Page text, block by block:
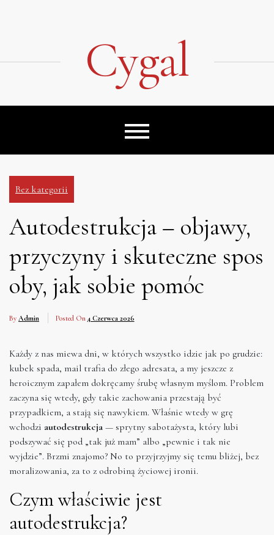
Cygal
Bez kategorii
Autodestrukcja – objawy,
przyczyny i skuteczne spos
oby, jak sobie pomóc
By Admin Posted On 4 Czerwca 2026
Każdy z nas miewa dni, w których wszystko idzie jak po grudzie:
kubek spada, mail trafia do złego adresata, a my jeszcze z
heroicznym zapałem dokręcamy śrubę własnym myślom. Problem
zaczyna się wtedy, gdy takie zachowania przestają być
przypadkiem, a stają się nawykiem. Właśnie wtedy w grę
wchodzi autodestrukcja — sprytny sabotażysta, który lubi
podszywać się pod „tak już mam” albo „pewnie i tak nie
wyjdzie”. Brzmi znajomo? No to przyjrzyjmy się temu bliżej, bez
moralizowania, za to z odrobiną życiowej ironii.
Czym właściwie jest
autodestrukcja?